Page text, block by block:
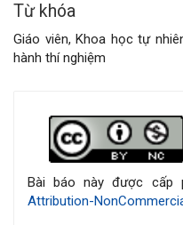
Từ khóa
Giáo viên, Khoa học tự
hành thí nghiệm
bài
Bài báo này được cấp
Attribution-